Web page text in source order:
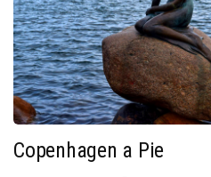
Copenhagen a Pie